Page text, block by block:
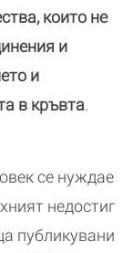
които не
и
и
в кръвта.
се нуждае
недостиг
публикувани